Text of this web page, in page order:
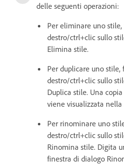
delle seguenti operazioni:
Per eliminare uno
destro/ctrl+clic sullo
Elimina stile.
Per duplicare uno
destro/ctrl+clic sullo
Duplica stile. Una
viene visualizzata nella
Per rinominare uno
destro/ctrl+clic sullo
Rinomina stile. Digita
finestra di dialogo